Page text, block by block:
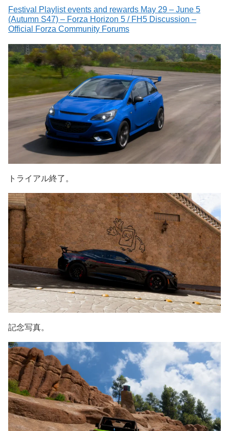
Festival Playlist events and rewards May 29 – June 5
(Autumn S47) – Forza Horizon 5 / FH5 Discussion –
Official Forza Community Forums
トライアル終了。
記念写真。